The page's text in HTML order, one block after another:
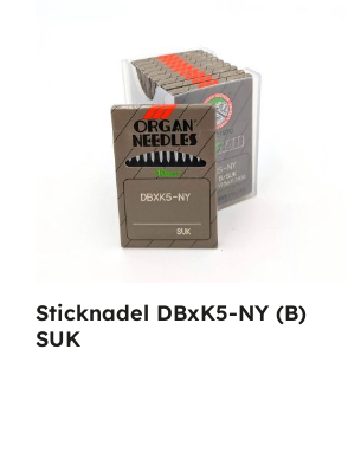
Sticknadel DBxK5-NY (B)
SUK